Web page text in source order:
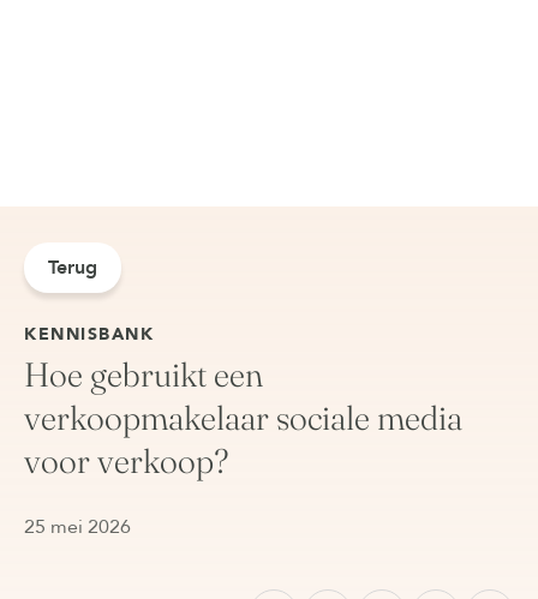
Terug
KENNISBANK
Hoe gebruikt een
verkoopmakelaar sociale media
voor verkoop?
25 mei 2026